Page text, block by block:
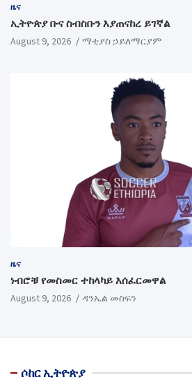
ዜና
ኢትዮጵያ ቡና ስብስቡን እያጠናከረ ይገኛል
August 9, 2026 ማቲያስ ኃይለማርያም
ዜና
ነብሮቹ የመስመር ተከላካይ እሰፈርመዋል
August 9, 2026 ዳንኤል መስፍን
ሶከር ኢትዮጵያ